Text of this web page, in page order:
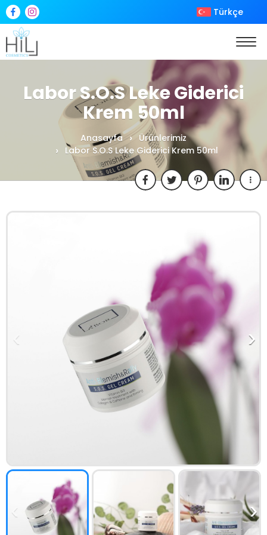
Türkçe
Labor S.O.S Leke Giderici
Krem 50ml
Anasayfa
Ürünlerimiz
Labor S.O.S Leke Giderici Krem 50ml
‹ ›
‹ ›